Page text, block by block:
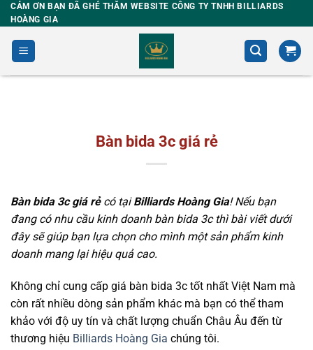
Skip
to
content
CẢM ƠN BẠN ĐÃ GHÉ THĂM WEBSITE CÔNG TY TNHH BILLIARDS
HOÀNG GIA
Bàn bida 3c giá rẻ
Bàn bida 3c giárẻ có tạiBilliards Hoàng Gia! Nếu bạn
đang có nhu cầu kinh doanh bàn bida 3cthì bài viết dưới
đây sẽ giúp bạn lựa chọn cho mình một sản phẩm kinh
doanh mang lại hiệu quả cao.
Không chỉ cung cấp giá bàn bida 3c tốt nhất Việt Nam mà
còn rất nhiều dòng sản phẩm khác mà bạn có thể tham
khảo với độ uy tín và chất lượng chuẩn Châu Âu đến từ
thương hiệu Billiards Hoàng Gia chúng tôi.